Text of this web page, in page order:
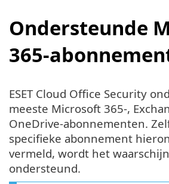
Ondersteunde
365-
ESET Cloud Office Security
meeste Microsoft 365-,
OneDrive-abonnementen.
specifieke abonnement
vermeld, wordt het
ondersteund.